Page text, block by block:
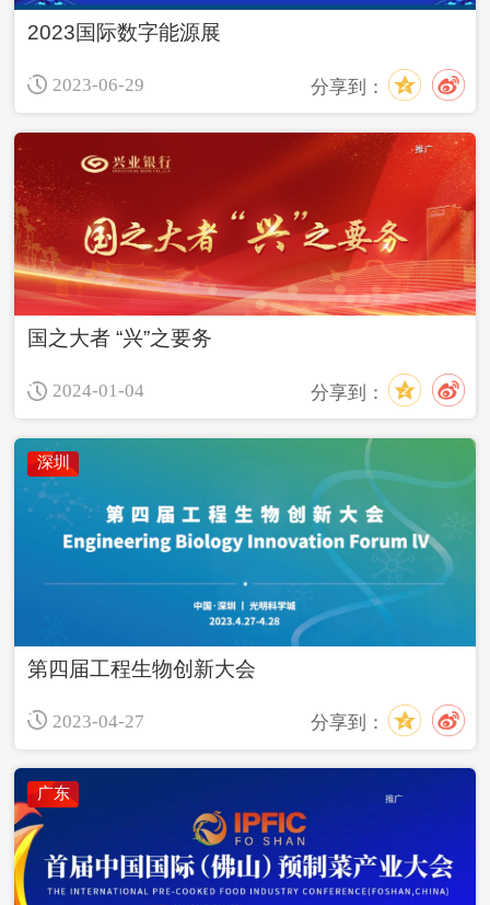
2023国际数字能源展
2023-06-29 分享到：
国之大者 “兴”之要务
2024-01-04 分享到：
深圳
第四届工程生物创新大会
2023-04-27 分享到：
广东